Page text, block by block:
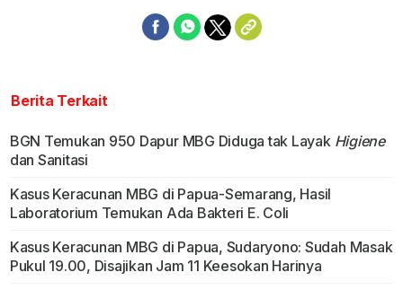
Berita Terkait
BGN Temukan 950 Dapur MBG Diduga tak Layak Higiene
dan Sanitasi
Kasus Keracunan MBG di Papua-Semarang, Hasil
Laboratorium Temukan Ada Bakteri E. Coli
Kasus Keracunan MBG di Papua, Sudaryono: Sudah Masak
Pukul 19.00, Disajikan Jam 11 Keesokan Harinya